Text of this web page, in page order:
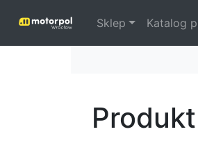
Sklep Katalog